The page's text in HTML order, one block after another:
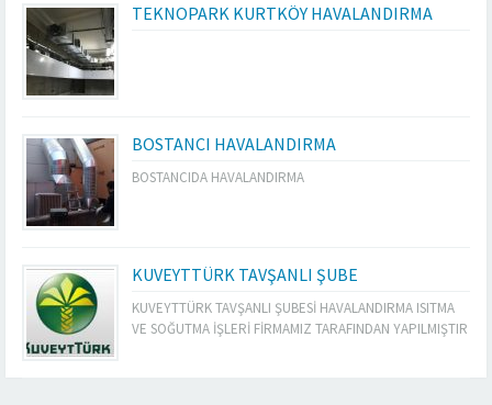
TEKNOPARK KURTKÖY HAVALANDIRMA
BOSTANCI HAVALANDIRMA
BOSTANCIDA HAVALANDIRMA
KUVEYTTÜRK TAVŞANLI ŞUBE
KUVEYTTÜRK TAVŞANLI ŞUBESİ HAVALANDIRMA ISITMA
VE SOĞUTMA İŞLERİ FİRMAMIZ TARAFINDAN YAPILMIŞTIR